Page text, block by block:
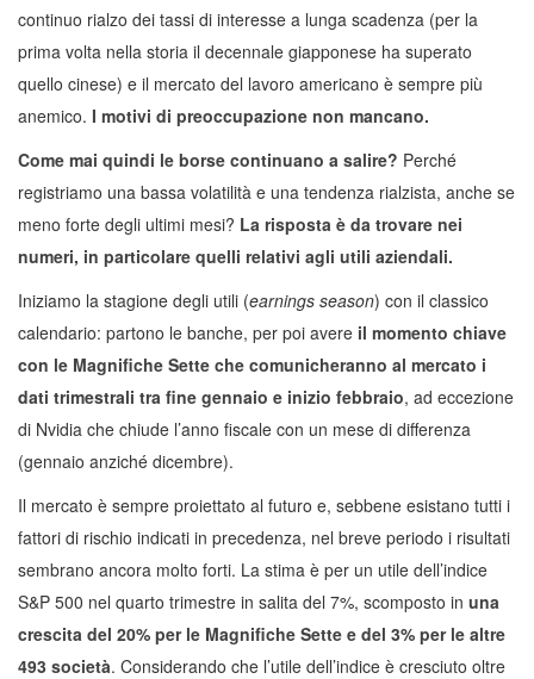
continuo rialzo dei tassi di interesse a lunga scadenza (per la
prima volta nella storia il decennale giapponese ha superato
quello cinese) e il mercato del lavoro americano è sempre più
anemico. I motivi di preoccupazione non mancano.
Come mai quindi le borse continuano a salire? Perché
registriamo una bassa volatilità e una tendenza rialzista, anche se
meno forte degli ultimi mesi? La risposta è da trovare nei
numeri, in particolare quelli relativi agli utili aziendali.
Iniziamo la stagione degli utili (earnings season) con il classico
calendario: partono le banche, per poi avere il momento chiave
con le Magnifiche Sette che comunicheranno al mercato i
dati trimestrali tra fine gennaio e inizio febbraio, ad eccezione
di Nvidia che chiude l’anno fiscale con un mese di differenza
(gennaio anziché dicembre).
Il mercato è sempre proiettato al futuro e, sebbene esistano tutti i
fattori di rischio indicati in precedenza, nel breve periodo i risultati
sembrano ancora molto forti. La stima è per un utile dell’indice
S&P 500 nel quarto trimestre in salita del 7%, scomposto in una
crescita del 20% per le Magnifiche Sette e del 3% per le altre
493 società. Considerando che l’utile dell’indice è cresciuto oltre